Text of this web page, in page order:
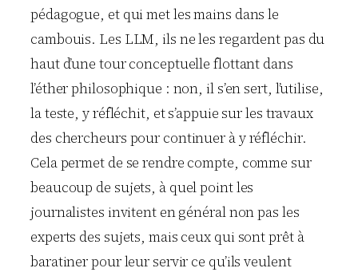
pédagogue, et qui met les mains dans le
cambouis. Les LLM, ils ne les regardent pas du
haut d’une tour conceptuelle flottant dans
l’éther philosophique : non, il s’en sert, l’utilise,
la teste, y réfléchit, et s’appuie sur les travaux
des chercheurs pour continuer à y réfléchir.
Cela permet de se rendre compte, comme sur
beaucoup de sujets, à quel point les
journalistes invitent en général non pas les
experts des sujets, mais ceux qui sont prêt à
baratiner pour leur servir ce qu’ils veulent